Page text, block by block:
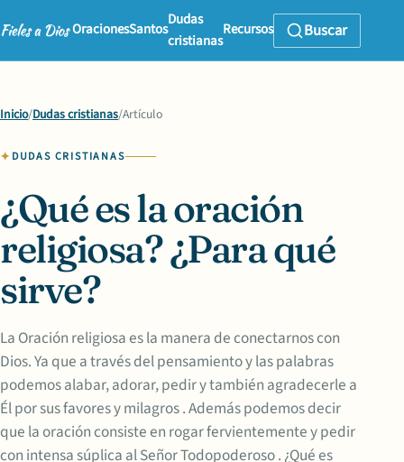
OracionesSantos
Dudas
cristianas
Recursos Buscar
Inicio/Dudas cristianas/Artículo
DUDAS CRISTIANAS
¿Qué es la oración
religiosa? ¿Para qué
sirve?
La Oración religiosa es la manera de conectarnos con
Dios. Ya que a través del pensamiento y las palabras
podemos alabar, adorar, pedir y también agradecerle a
Él por sus favores y milagros . Además podemos decir
que la oración consiste en rogar fervientemente y pedir
con intensa súplica al Señor Todopoderoso . ¿Qué es